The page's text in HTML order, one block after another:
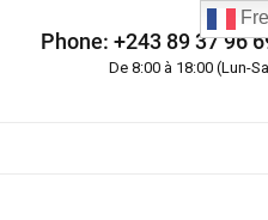
Phone: +243 89 37 96
De 8:00 à 18:00 (Lun-